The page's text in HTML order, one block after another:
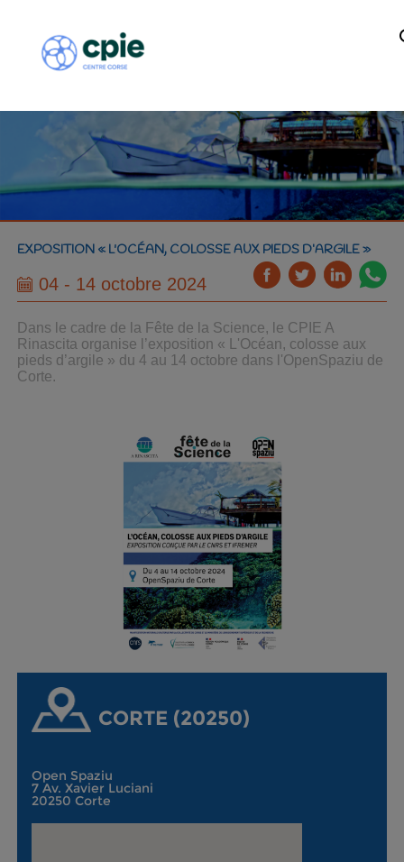
EXPOSITION « L'OCÉAN, COLOSSE AUX PIEDS D’ARGILE »
04 - 14 octobre 2024
Dans le cadre de la Fête de la Science, le CPIE A
Rinascita organise l’exposition « L'Océan, colosse aux
pieds d’argile » du 4 au 14 octobre dans l'OpenSpaziu de
Corte.
CORTE (20250)
Open Spaziu
7 Av. Xavier Luciani
20250 Corte